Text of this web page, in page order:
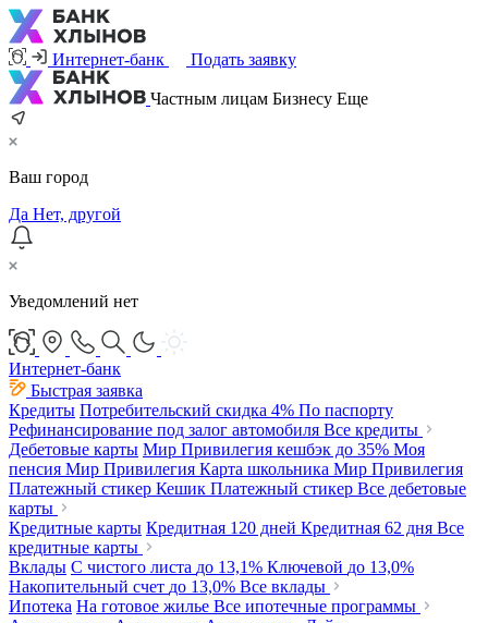
Интернет-банк Подать заявку
Частным лицам Бизнесу Еще
Ваш город
Да Нет, другой
Уведомлений нет
Интернет-банк
Быстрая заявка
Кредиты Потребительский скидка 4% По паспорту
Рефинансирование под залог автомобиля Все кредиты
Дебетовые карты Мир Привилегия кешбэк до 35% Моя
пенсия Мир Привилегия Карта школьника Мир Привилегия
Платежный стикер Кешик Платежный стикер Все дебетовые
карты
Кредитные карты Кредитная 120 дней Кредитная 62 дня Все
кредитные карты
Вклады С чистого листа до 13,1% Ключевой до 13,0%
Накопительный счет до 13,0% Все вклады
Ипотека На готовое жилье Все ипотечные программы